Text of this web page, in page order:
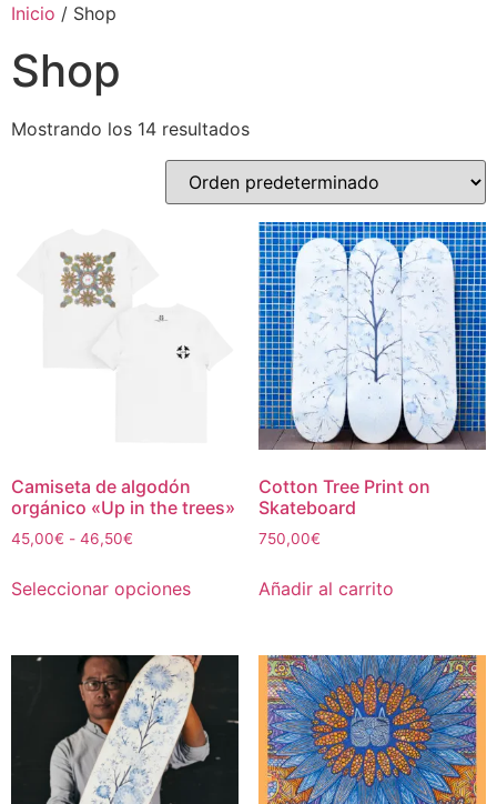
Inicio / Shop
Shop
Mostrando los 14 resultados
Camiseta de algodón
orgánico «Up in the trees»
45,00€ - 46,50€
Seleccionar opciones
Cotton Tree Print on
Skateboard
750,00€
Añadir al carrito